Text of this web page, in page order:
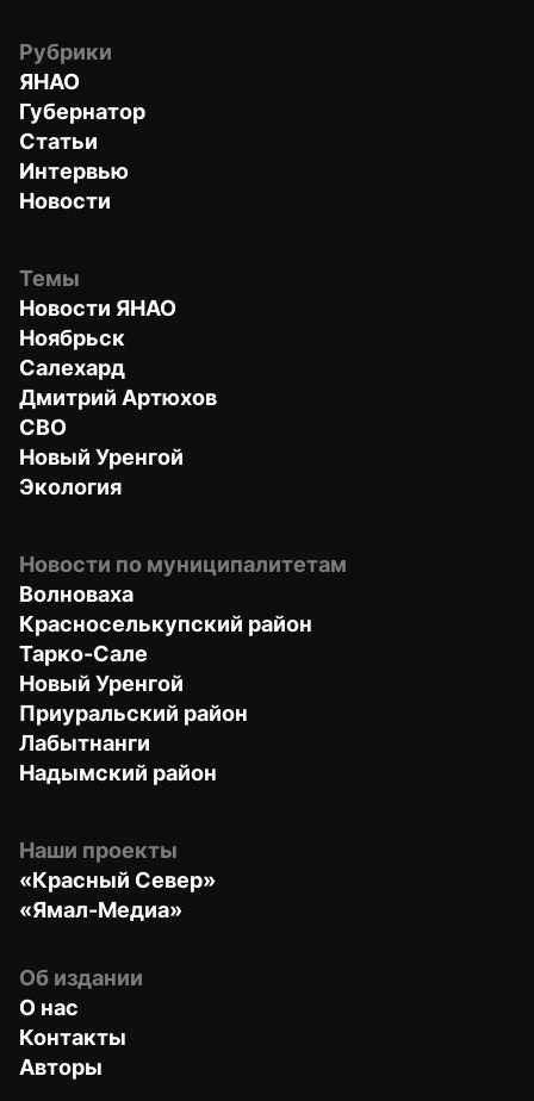
Рубрики
ЯНАО
Губернатор
Статьи
Интервью
Новости
Темы
Новости ЯНАО
Ноябрьск
Салехард
Дмитрий Артюхов
СВО
Новый Уренгой
Экология
Новости по муниципалитетам
Волноваха
Красноселькупский район
Тарко-Сале
Новый Уренгой
Приуральский район
Лабытнанги
Надымский район
Наши проекты
«Красный Север»
«Ямал-Медиа»
Об издании
О нас
Контакты
Авторы